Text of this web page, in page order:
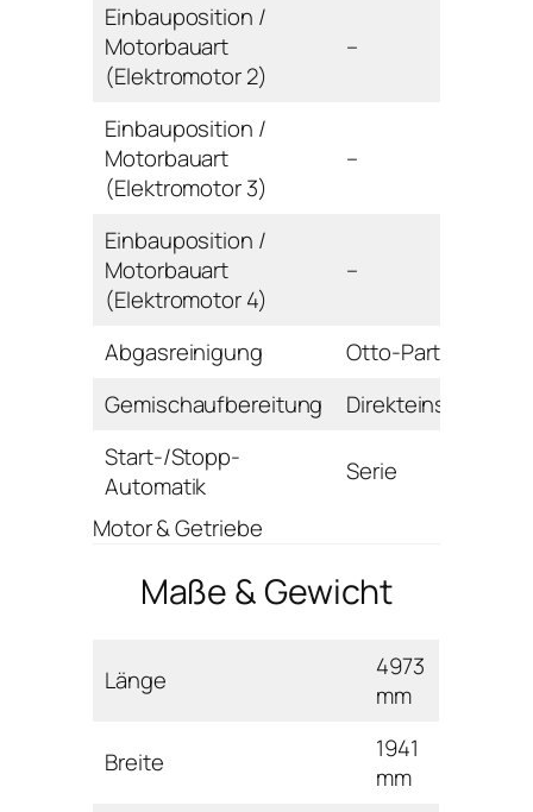
Einbauposition /
Motorbauart
(Elektromotor 2)
–
Einbauposition /
Motorbauart
(Elektromotor 3)
–
Einbauposition /
Motorbauart
(Elektromotor 4)
–
Abgasreinigung
Otto-Partikelfilter
Gemischaufbereitung
Direkteinspritzung
Start-/Stopp-
Automatik
Serie
Motor & Getriebe
Maße & Gewicht
Länge
4973
mm
Breite
1941
mm